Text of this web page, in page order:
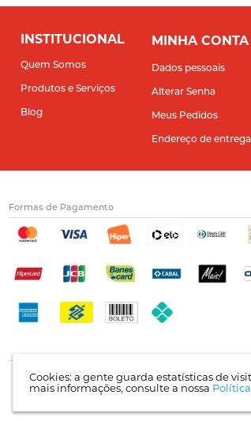
Cookies: a gente guarda estatísticas de
mais informações, consulte a nossa
INSTITUCIONAL
Quem Somos
Produtos e Serviços
Blog
MINHA CONTA
Dados pessoais
Alterar Senha
Meus Pedidos
Endereço de entrega
Formas de Pagamento